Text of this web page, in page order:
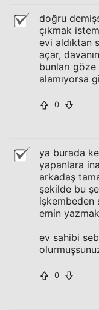
doğru
çıkmak
evi aldıktan
açar,
bunları
alamıyorsa
0
ya burada
yapanlara
arkadaş
şekilde bu
işkembeden
emin
ev sahibi
0